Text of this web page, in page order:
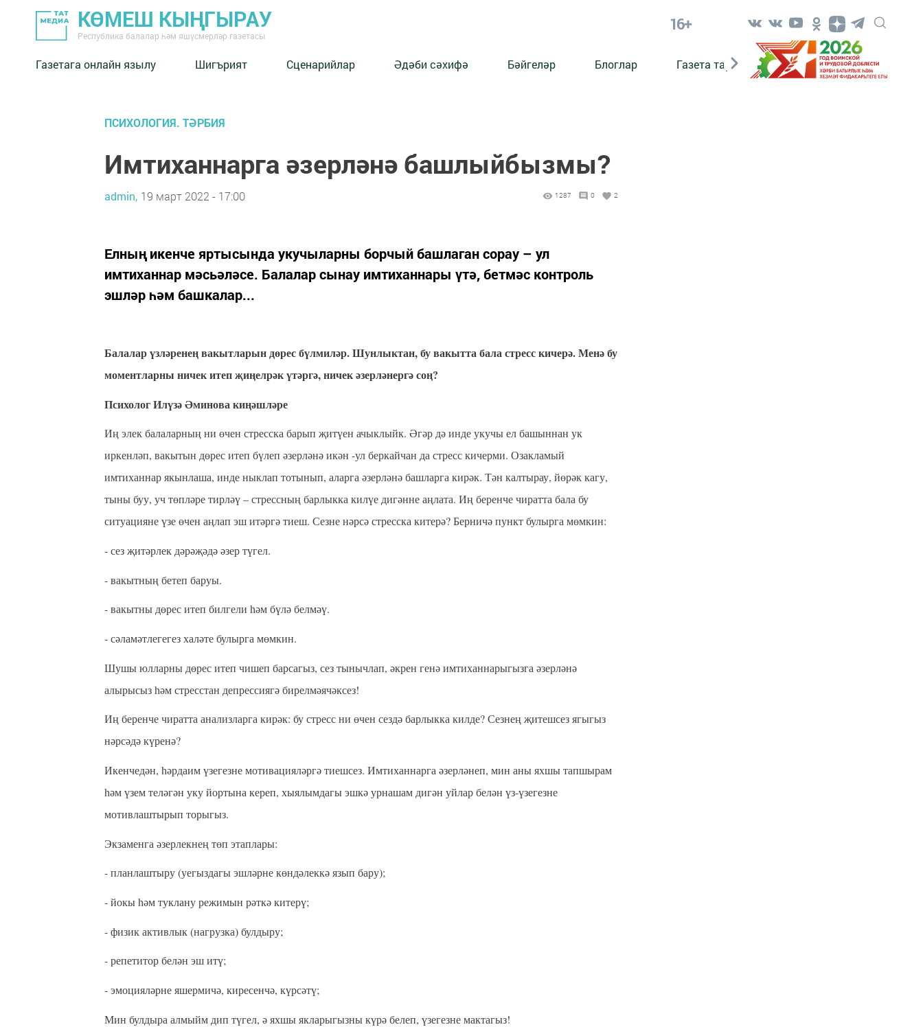
КӨМЕШ КЫҢГЫРАУ
Республика балалар һәм яшүсмерләр газетасы
16+
Газетага онлайн язылу Шигърият Сценарийлар Әдәби сәхифә Бәйгеләр Блоглар Газета тарихы Әкият Әкият
ПСИХОЛОГИЯ. ТӘРБИЯ
Имтиханнарга әзерләнә башлыйбызмы?
admin, 19 март 2022 - 17:00 1287 0 2
Елның икенче яртысында укучыларны борчый башлаган сорау – ул
имтиханнар мәсьәләсе. Балалар сынау имтиханнары үтә, бетмәс контроль
эшләр һәм башкалар...
Балалар үзләренең вакытларын дөрес бүлмиләр. Шунлыктан, бу вакытта бала стресс кичерә. Менә бу
моментларны ничек итеп җиңелрәк үтәргә, ничек әзерләнергә соң?
Психолог Илүзә Әминова киңәшләре
Иң элек балаларның ни өчен стресска барып җитүен ачыклыйк. Әгәр дә инде укучы ел башыннан ук
иркенләп, вакытын дөрес итеп бүлеп әзерләнә икән -ул беркайчан да стресс кичерми. Озакламый
имтиханнар якынлаша, инде ныклап тотынып, аларга әзерләнә башларга кирәк. Тән калтырау, йөрәк кагу,
тыны буу, уч төпләре тирләү – стрессның барлыкка килүе дигәнне аңлата. Иң беренче чиратта бала бу
ситуацияне үзе өчен аңлап эш итәргә тиеш. Сезне нәрсә стресска китерә? Берничә пункт булырга мөмкин:
- сез җитәрлек дәрәҗәдә әзер түгел.
- вакытның бетеп баруы.
- вакытны дөрес итеп билгели һәм бүлә белмәү.
- сәламәтлегегез халәте булырга мөмкин.
Шушы юлларны дөрес итеп чишеп барсагыз, сез тынычлап, әкрен генә имтиханнарыгызга әзерләнә
алырысыз һәм стресстан депрессиягә бирелмәячәксез!
Иң беренче чиратта анализларга кирәк: бу стресс ни өчен сездә барлыкка килде? Сезнең җитешсез ягыгыз
нәрсәдә күренә?
Икенчедән, һәрдаим үзегезне мотивацияләргә тиешсез. Имтиханнарга әзерләнеп, мин аны яхшы тапшырам
һәм үзем теләгән уку йортына кереп, хыялымдагы эшкә урнашам дигән уйлар белән үз-үзегезне
мотивлаштырып торыгыз.
Экзаменга әзерлекнең төп этаплары:
- планлаштыру (уегыздагы эшләрне көндәлеккә язып бару);
- йокы һәм туклану режимын рәткә китерү;
- физик активлык (нагрузка) булдыру;
- репетитор белән эш итү;
- эмоцияләрне яшермичә, киресенчә, күрсәтү;
Мин булдыра алмыйм дип түгел, ә яхшы якларыгызны күрә белеп, үзегезне мактагыз!